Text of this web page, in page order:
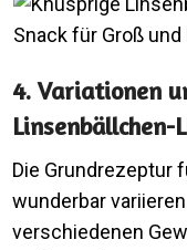
4. Variationen
Linsenbällchen-
Die Grundrezeptur
wunderbar
verschiedenen